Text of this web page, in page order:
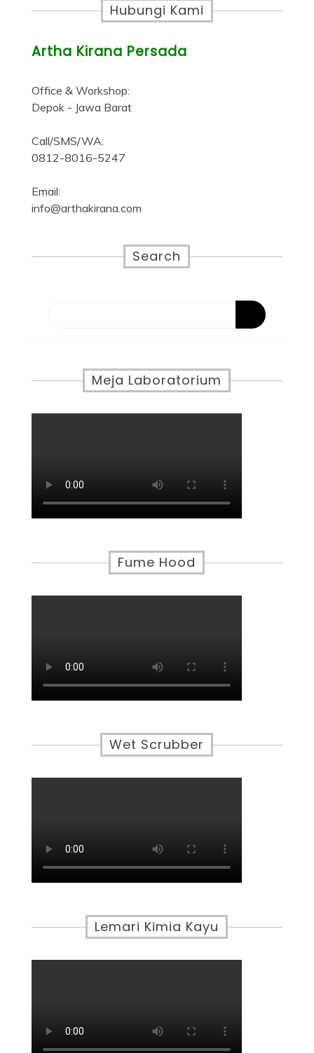
Hubungi Kami
Artha Kirana Persada
Office & Workshop:
Depok - Jawa Barat
Call/SMS/WA:
0812-8016-5247
Email:
info@arthakirana.com
Search
Meja Laboratorium
Fume Hood
Wet Scrubber
Lemari Kimia Kayu